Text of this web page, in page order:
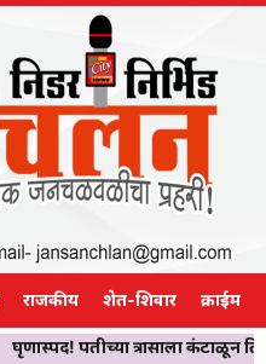
राजकीय शेत-शिवार क्राईम
घृणास्पद! पतीच्या त्रासाला कंटाळून